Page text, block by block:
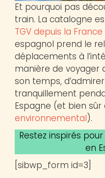
Et pourquoi pas
train. La catalogne
TGV depuis la France
espagnol prend le
déplacements à
manière de voyager
son temps,
tranquillement
Espagne (et bien sûr
environnemental).
Restez inspirés
en
[sibwp_form id=3]